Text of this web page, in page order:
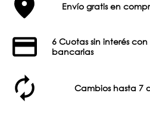
Envío gratis en
6 Cuotas sin interés
bancarias
Cambios hasta 7